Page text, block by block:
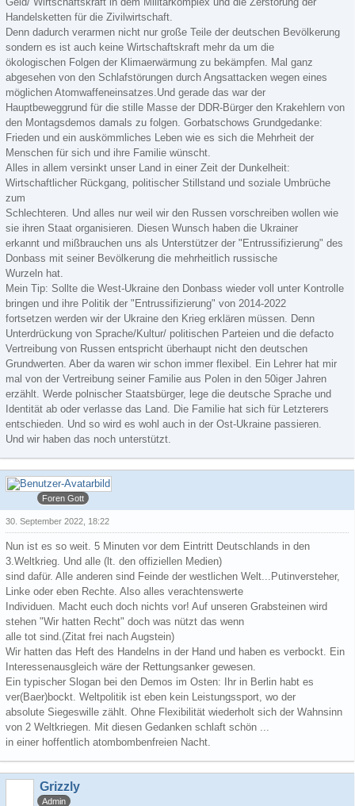
Handelsketten für die Zivilwirtschaft.
Denn dadurch verarmen nicht nur große Teile der deutschen Bevölkerung
sondern es ist auch keine Wirtschaftskraft mehr da um die
ökologischen Folgen der Klimaerwärmung zu bekämpfen. Mal ganz
abgesehen von den Schlafstörungen durch Angsattacken wegen eines
möglichen Atomwaffeneinsatzes.Und gerade das war der
Hauptbeweggrund für die stille Masse der DDR-Bürger den Krakehlern von
den Montagsdemos damals zu folgen. Gorbatschows Grundgedanke:
Frieden und ein auskömmliches Leben wie es sich die Mehrheit der
Menschen für sich und ihre Familie wünscht.
Alles in allem versinkt unser Land in einer Zeit der Dunkelheit:
Wirtschaftlicher Rückgang, politischer Stillstand und soziale Umbrüche
zum
Schlechteren. Und alles nur weil wir den Russen vorschreiben wollen wie
sie ihren Staat organisieren. Diesen Wunsch haben die Ukrainer
erkannt und mißbrauchen uns als Unterstützer der "Entrussifizierung" des
Donbass mit seiner Bevölkerung die mehrheitlich russische
Wurzeln hat.
Mein Tip: Sollte die West-Ukraine den Donbass wieder voll unter Kontrolle
bringen und ihre Politik der "Entrussifizierung" von 2014-2022
fortsetzen werden wir der Ukraine den Krieg erklären müssen. Denn
Unterdrückung von Sprache/Kultur/ politischen Parteien und die defacto
Vertreibung von Russen entspricht überhaupt nicht den deutschen
Grundwerten. Aber da waren wir schon immer flexibel. Ein Lehrer hat mir
mal von der Vertreibung seiner Familie aus Polen in den 50iger Jahren
erzählt. Werde polnischer Staatsbürger, lege die deutsche Sprache und
Identität ab oder verlasse das Land. Die Familie hat sich für Letzterers
entschieden. Und so wird es wohl auch in der Ost-Ukraine passieren.
Und wir haben das noch unterstützt.
COOLmann
Foren Gott
30. September 2022, 18:22
Nun ist es so weit. 5 Minuten vor dem Eintritt Deutschlands in den
3.Weltkrieg. Und alle (lt. den offiziellen Medien)
sind dafür. Alle anderen sind Feinde der westlichen Welt...Putinversteher,
Linke oder eben Rechte. Also alles verachtenswerte
Individuen. Macht euch doch nichts vor! Auf unseren Grabsteinen wird
stehen "Wir hatten Recht" doch was nützt das wenn
alle tot sind.(Zitat frei nach Augstein)
Wir hatten das Heft des Handelns in der Hand und haben es verbockt. Ein
Interessenausgleich wäre der Rettungsanker gewesen.
Ein typischer Slogan bei den Demos im Osten: Ihr in Berlin habt es
ver(Baer)bockt. Weltpolitik ist eben kein Leistungssport, wo der
absolute Siegeswille zählt. Ohne Flexibilität wiederholt sich der Wahnsinn
von 2 Weltkriegen. Mit diesen Gedanken schlaft schön ...
in einer hoffentlich atombombenfreien Nacht.
Grizzly
Admin